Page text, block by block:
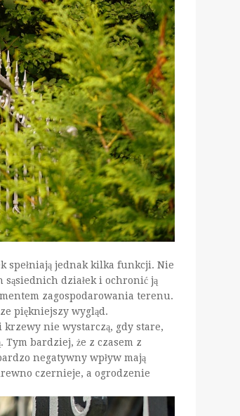
spełniają jednak kilka funkcji. Nie
działek i ochronić ją
zagospodarowania terenu.
piękniejszy wygląd.
krzewy nie wystarczą, gdy stare,
bardziej, że z czasem z
negatywny wpływ mają
czernieje, a ogrodzenie